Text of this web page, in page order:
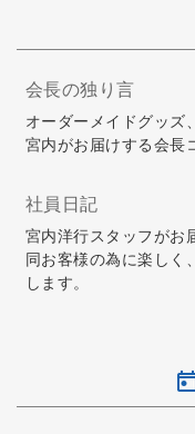
会長の独り言
オーダーメイドグッズ
宮内がお届けする会長
社員日記
宮内洋行スタッフがお
同お客様の為に楽しく
します。